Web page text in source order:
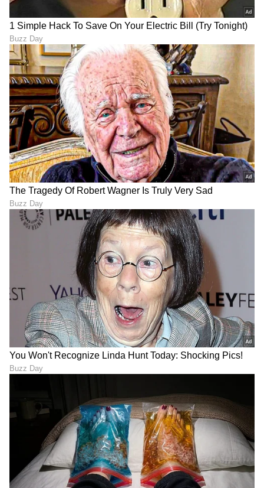
DOWNLOAD APP
RECOMMENDED STORIES
ಮಗನ ಚಿತೆಗೆ ಬೆಂಕಿ ಇಡೋ
ಮೊದ್ಲು ಆ ಮುಸ್ಲಿಂ ಯುವಕನ ಹೆಣ
ಬೀಳ್ಬೇಕು ಎಂದ ಅಮ್ಮ: ಎನ್​
ಕೌಂಟರ್​ನಲ್ಲಿ ಫಿನಿಷ್
ತಮಿಳುನಾಡಿನಲ್ಲಿ ಸಂಚಲನ
ಸೃಷ್ಟಿಸಿದ ಅಣ್ಣಾಮಲೈ ನಡೆ;
ಬಿಜೆಪಿಗೆ ಶುರುವಾಯ್ತು ಢವ ಢವ!
ಪಾಕಿಸ್ತಾನದಿಂದ ಭಾರತ ವಿರುದ್ದ
LATEST VIDEOS
"ರಾಜಕೀಯ ಬೇಡ, ಸಿನಿಮಾನೇ ಪ್ರಾಣ":
ಕನಕೋತ್ಸವದಲ್ಲಿ ರಿಷಬ್ ಶೆಟ್ಟಿ | Rishab
Shetty speech | Suvarna News